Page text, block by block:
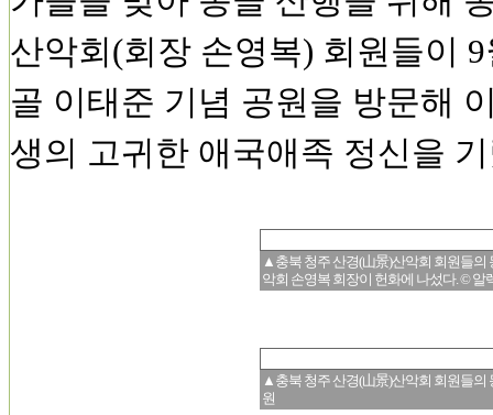
산악회(회장 손영복) 회원들이
골 이태준 기념 공원을 방문해
생의 고귀한 애국애족 정신을
▲충북 청주 산경(山景)산악회 회원들의
악회 손영복 회장이 헌화에 나섰다. © 알
▲충북 청주 산경(山景)산악회 회원들
원